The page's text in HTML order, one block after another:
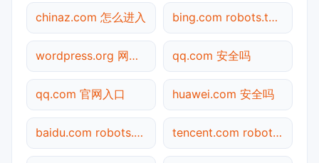
chinaz.com 怎么进入 bing.com robots.txt检测
wordpress.org 网址查询 qq.com 安全吗
qq.com 官网入口 huawei.com 安全吗
baidu.com robots.txt检测 tencent.com robots.txt检测